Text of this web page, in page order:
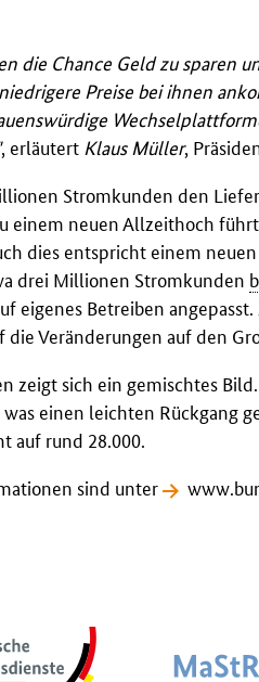
die Chance Geld zu sparen
Preise bei ihnen
, erläutert Klaus Müller,
Stromkunden den
einem neuen Allzeithoch
dies entspricht einem
drei Millionen Stromkunden
eigenes Betreiben
Veränderungen auf den
zeigt sich ein gemischtes
einen leichten Rückgang
auf rund 28.000.
sind unter